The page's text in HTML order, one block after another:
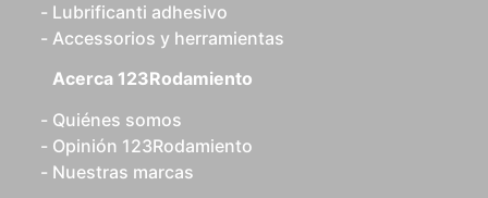
Lubrificanti adhesivo
Accessorios y herramientas
Acerca 123Rodamiento
Quiénes somos
Opinión 123Rodamiento
Nuestras marcas